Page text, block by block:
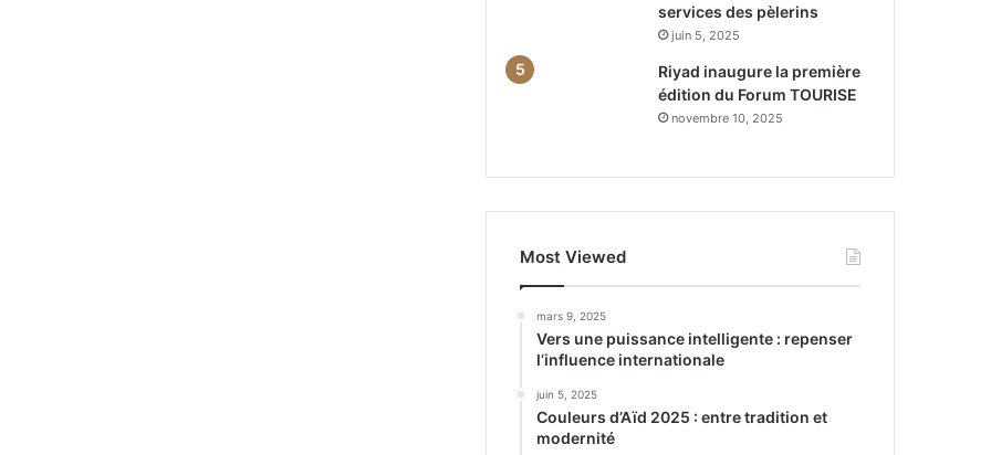
services des pèlerins
juin 5, 2025
Riyad inaugure la première
édition du Forum TOURISE
novembre 10, 2025
Most Viewed
mars 9, 2025
Vers une puissance intelligente : repenser
l’influence internationale
juin 5, 2025
Couleurs d’Aïd 2025 : entre tradition et
modernité